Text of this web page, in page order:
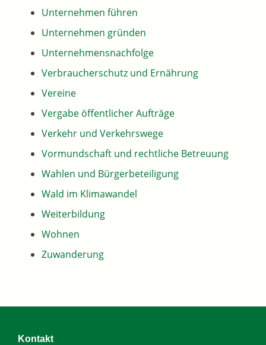
Unternehmen führen
Unternehmen gründen
Unternehmensnachfolge
Verbraucherschutz und Ernährung
Vereine
Vergabe öffentlicher Aufträge
Verkehr und Verkehrswege
Vormundschaft und rechtliche Betreuung
Wahlen und Bürgerbeteiligung
Wald im Klimawandel
Weiterbildung
Wohnen
Zuwanderung
Kontakt